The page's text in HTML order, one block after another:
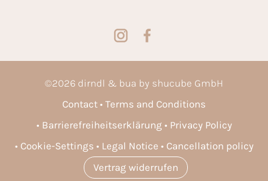
©2026 dirndl & bua by shucube GmbH
Contact
Terms and Conditions
Barrierefreiheitserklärung
Privacy Policy
Cookie-Settings
Legal Notice
Cancellation policy
Vertrag widerrufen